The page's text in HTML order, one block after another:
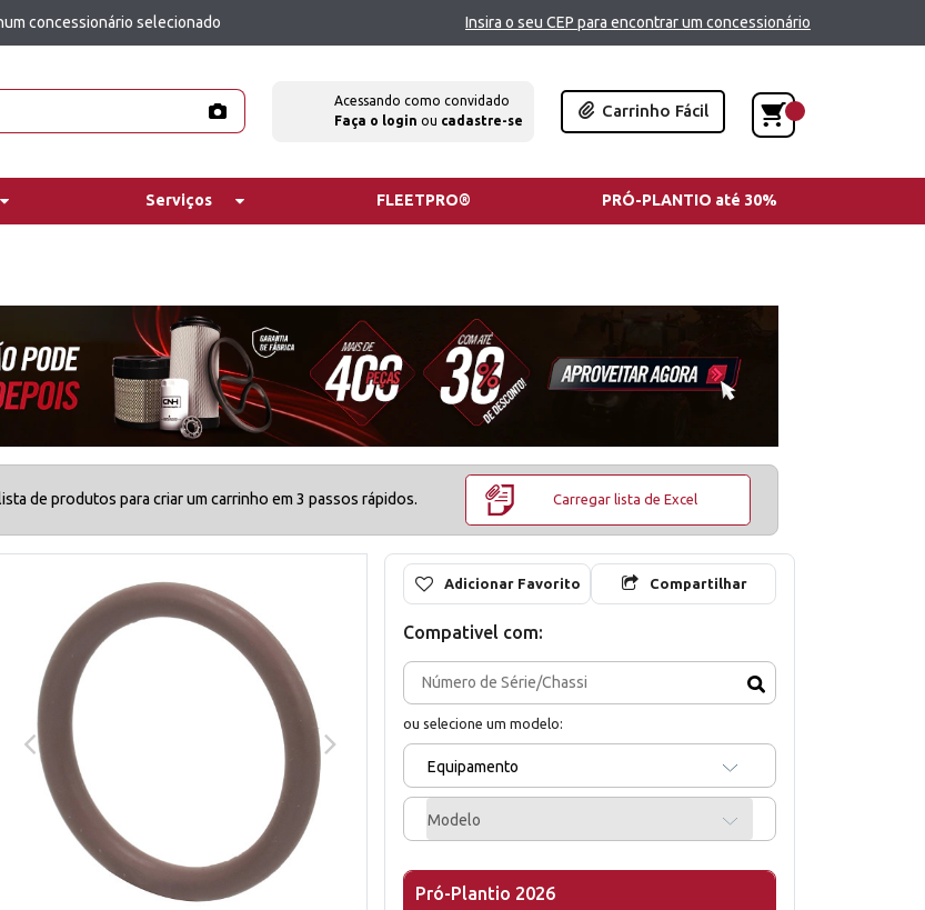
concessionário selecionado Insira o seu CEP para encontrar um concessionário
Acessando como convidado
Faça o login ou cadastre-se
Carrinho Fácil
Serviços FLEETPRO® PRÓ-PLANTIO até 30%
de produtos para criar um carrinho em 3 passos rápidos. Carregar lista de Excel
Adicionar Favorito Compartilhar
Compativel com:
ou selecione um modelo:
Equipamento
Modelo
Pró-Plantio 2026